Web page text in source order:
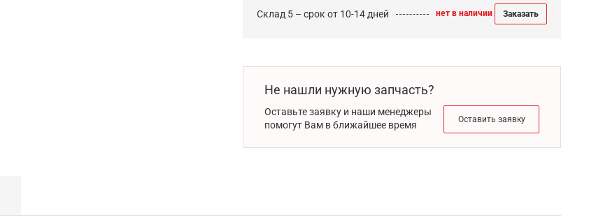
Склад 5 – срок от 10-14 дней нет в наличии Заказать
Не нашли нужную запчасть?
Оставьте заявку и наши менеджеры
помогут Вам в ближайшее время
Оставить заявку